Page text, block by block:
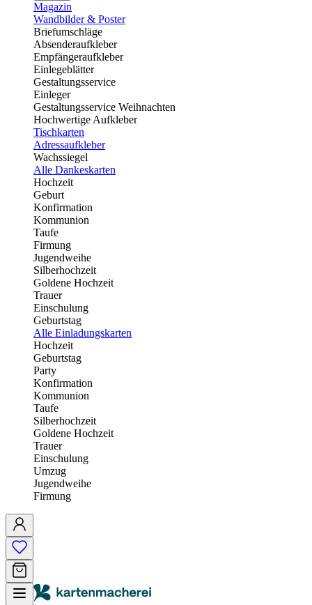
Magazin
Wandbilder & Poster
Briefumschläge
Absenderaufkleber
Empfängeraufkleber
Einlegeblätter
Gestaltungsservice
Einleger
Gestaltungsservice Weihnachten
Hochwertige Aufkleber
Tischkarten
Adressaufkleber
Wachssiegel
Alle Dankeskarten
Hochzeit
Geburt
Konfirmation
Kommunion
Taufe
Firmung
Jugendweihe
Silberhochzeit
Goldene Hochzeit
Trauer
Einschulung
Geburtstag
Alle Einladungskarten
Hochzeit
Geburtstag
Party
Konfirmation
Kommunion
Taufe
Silberhochzeit
Goldene Hochzeit
Trauer
Einschulung
Umzug
Jugendweihe
Firmung